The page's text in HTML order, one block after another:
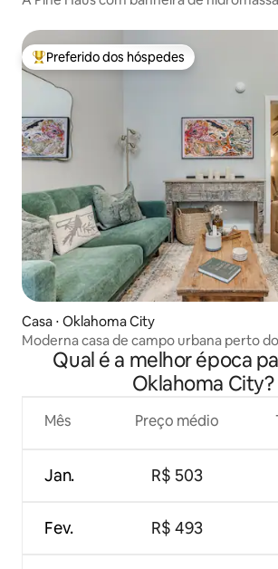
Entre os melhores preferidos dos hóspedes
Preferido dos hóspedes
Casa ⋅ Oklahoma City
Moderna casa de campo urbana perto
Qual é a melhor época
Oklahoma City?
Mês
Jan.
Fev.
Preço médio
R$ 503
R$ 493